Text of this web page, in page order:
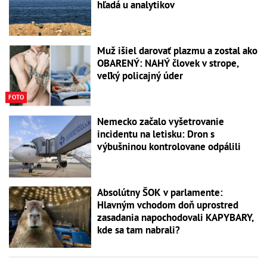
hľadá u analytikov
FOTO
Muž išiel darovať plazmu a zostal ako
OBARENÝ: NAHÝ človek v strope,
veľký policajný úder
Nemecko začalo vyšetrovanie
incidentu na letisku: Dron s
výbušninou kontrolovane odpálili
Absolútny ŠOK v parlamente:
Hlavným vchodom doň uprostred
zasadania napochodovali KAPYBARY,
kde sa tam nabrali?